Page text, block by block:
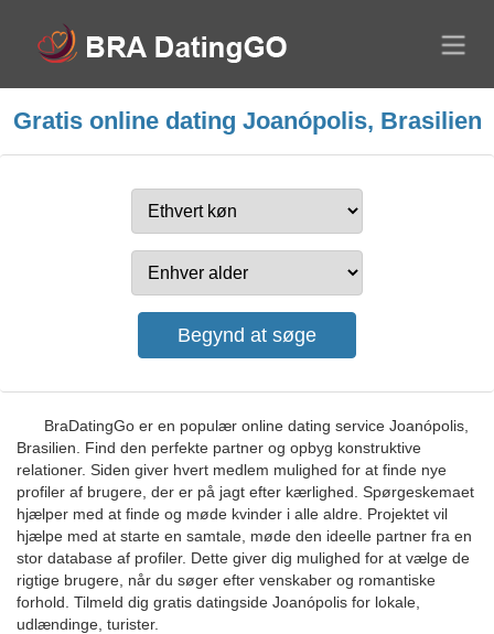
Gratis online dating Joanópolis, Brasilien
BraDatingGo er en populær online dating service Joanópolis,
Brasilien. Find den perfekte partner og opbyg konstruktive
relationer. Siden giver hvert medlem mulighed for at finde nye
profiler af brugere, der er på jagt efter kærlighed. Spørgeskemaet
hjælper med at finde og møde kvinder i alle aldre. Projektet vil
hjælpe med at starte en samtale, møde den ideelle partner fra en
stor database af profiler. Dette giver dig mulighed for at vælge de
rigtige brugere, når du søger efter venskaber og romantiske
forhold. Tilmeld dig gratis datingside Joanópolis for lokale,
udlændinge, turister.